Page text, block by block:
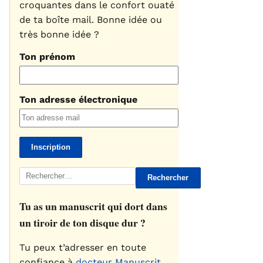
croquantes dans le confort ouaté
de ta boîte mail. Bonne idée ou
très bonne idée ?
Ton prénom
Ton adresse électronique
Rechercher :
Tu as un manuscrit qui dort dans
un tiroir de ton disque dur ?
Tu peux t’adresser en toute